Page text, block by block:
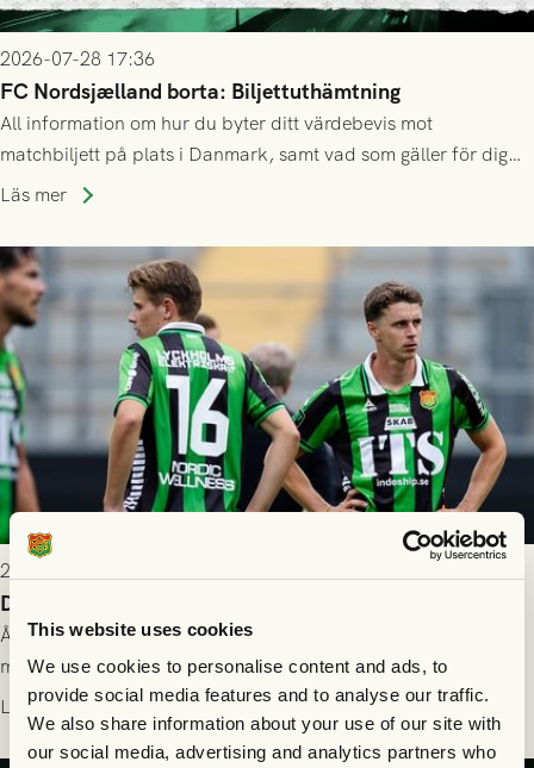
This website uses cookies
We use cookies to personalise content and ads, to
provide social media features and to analyse our traffic.
We also share information about your use of our site with
our social media, advertising and analytics partners who
2026-07-28 17:36
FC Nordsjælland borta: Biljettuthämtning
All information om hur du byter ditt värdebevis mot
matchbiljett på plats i Danmark, samt vad som gäller för dig
som står på reservlista eller fått förhinder.
Läs mer
2026-07-26 21:00
Delad poäng mot Halmstads BK
Åter i Allsvenskan stod Halmstads BK för motståndet i en
match som vägde tungt till fördel för GAIS, men där poängen
delades efter dramatik på tilläggstid.
Läs mer